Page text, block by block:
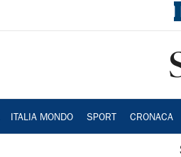
ITALIA MONDO SPORT CRONACA